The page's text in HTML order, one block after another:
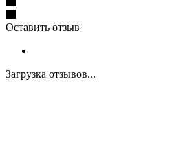
Оставить отзыв
Загрузка отзывов...